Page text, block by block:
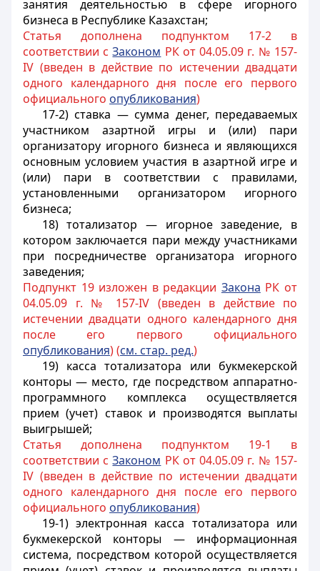
занятия деятельностью в сфере игорного
бизнеса в Республике Казахстан;
Статья дополнена подпунктом 17-2 в
соответствии сЗаконом РК от 04.05.09 г. № 157-
IV (введен в действие по истечении двадцати
одного календарного дня после его первого
официального опубликования)
17-2) ставка — сумма денег, передаваемых
участником азартной игры и (или) пари
организатору игорного бизнеса и являющихся
основным условием участия в азартной игре и
(или) пари в соответствии с правилами,
установленными организатором игорного
бизнеса;
18) тотализатор — игорное заведение, в
котором заключается пари между участниками
при посредничестве организатора игорного
заведения;
Подпункт 19 изложен в редакции Закона РК от
04.05.09 г. № 157-IV (введен в действие по
истечении двадцати одного календарного дня
после его первого официального
опубликования) (см. стар. ред.)
19) касса тотализатора или букмекерской
конторы — место, где посредством аппаратно-
программного комплекса осуществляется
прием (учет) ставок и производятся выплаты
выигрышей;
Статья дополнена подпунктом 19-1 в
соответствии сЗаконом РК от 04.05.09 г. № 157-
IV (введен в действие по истечении двадцати
одного календарного дня после его первого
официального опубликования)
19-1) электронная касса тотализатора или
букмекерской конторы — информационная
система, посредством которой осуществляется